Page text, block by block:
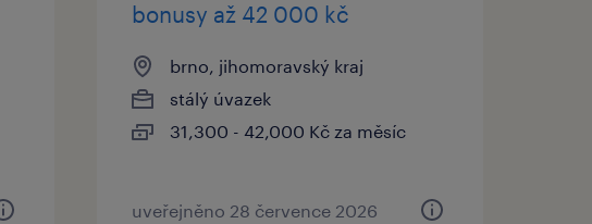
bonusy až 42 000 kč
brno, jihomoravský kraj
stálý úvazek
31,300 - 42,000 Kč za měsíc
uveřejněno 28 července 2026